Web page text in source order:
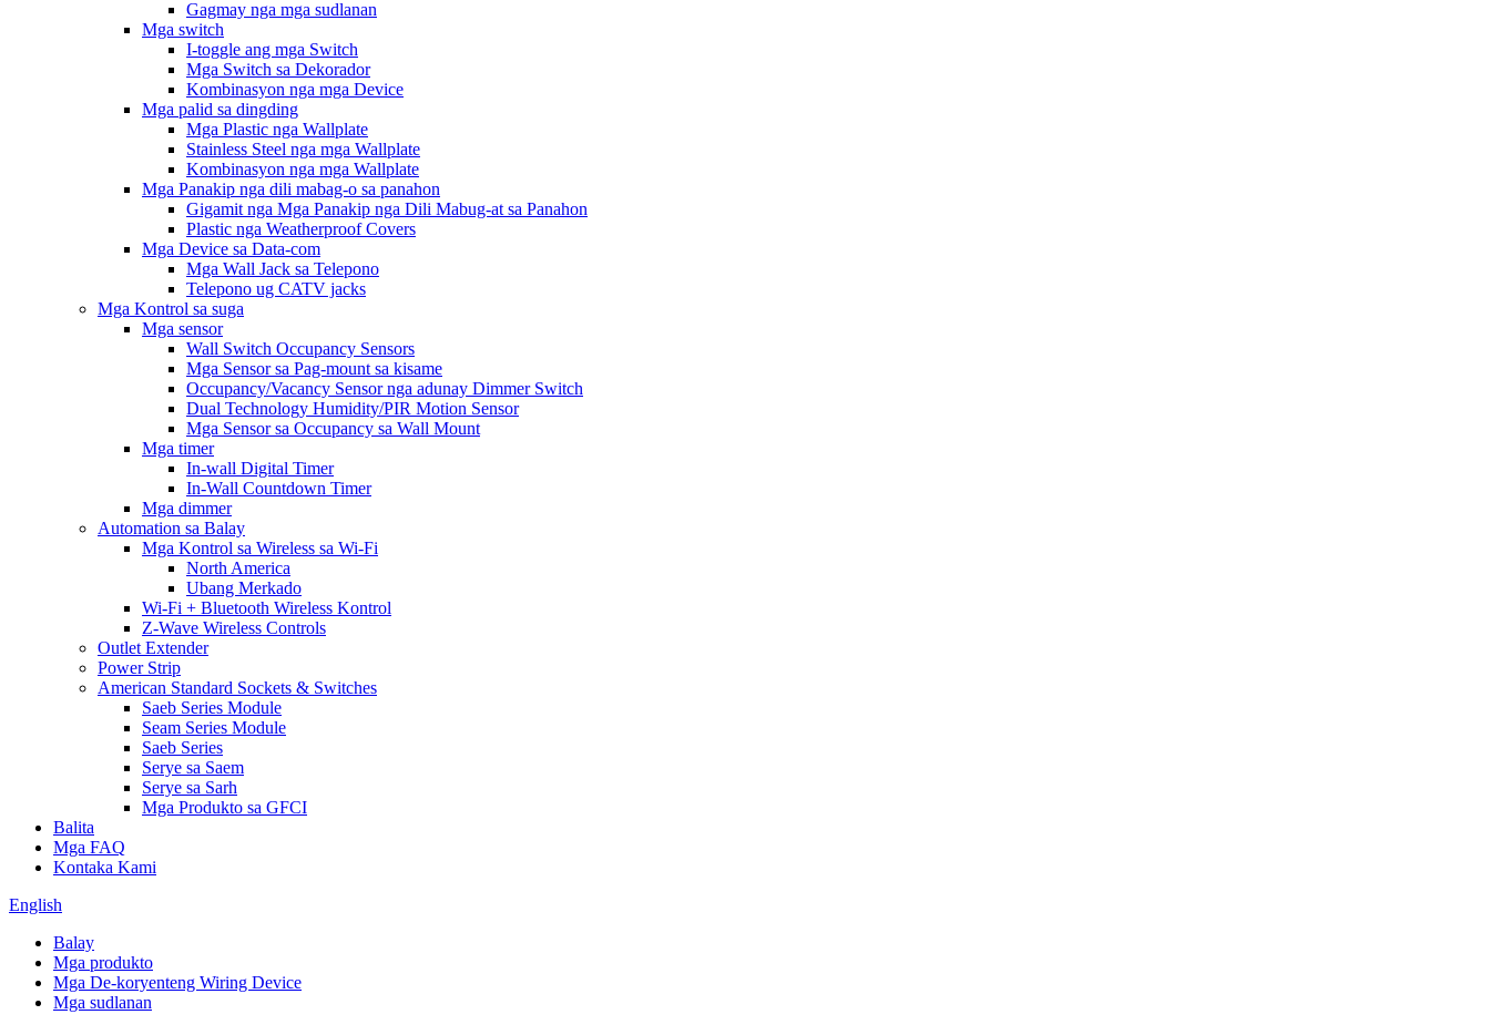
Gagmay nga mga sudlanan
Mga switch
I-toggle ang mga Switch
Mga Switch sa Dekorador
Kombinasyon nga mga Device
Mga palid sa dingding
Mga Plastic nga Wallplate
Stainless Steel nga mga Wallplate
Kombinasyon nga mga Wallplate
Mga Panakip nga dili mabag-o sa panahon
Gigamit nga Mga Panakip nga Dili Mabug-at sa Panahon
Plastic nga Weatherproof Covers
Mga Device sa Data-com
Mga Wall Jack sa Telepono
Telepono ug CATV jacks
Mga Kontrol sa suga
Mga sensor
Wall Switch Occupancy Sensors
Mga Sensor sa Pag-mount sa kisame
Occupancy/Vacancy Sensor nga adunay Dimmer Switch
Dual Technology Humidity/PIR Motion Sensor
Mga Sensor sa Occupancy sa Wall Mount
Mga timer
In-wall Digital Timer
In-Wall Countdown Timer
Mga dimmer
Automation sa Balay
Mga Kontrol sa Wireless sa Wi-Fi
North America
Ubang Merkado
Wi-Fi + Bluetooth Wireless Kontrol
Z-Wave Wireless Controls
Outlet Extender
Power Strip
American Standard Sockets & Switches
Saeb Series Module
Seam Series Module
Saeb Series
Serye sa Saem
Serye sa Sarh
Mga Produkto sa GFCI
Balita
Mga FAQ
Kontaka Kami
English
Balay
Mga produkto
Mga De-koryenteng Wiring Device
Mga sudlanan